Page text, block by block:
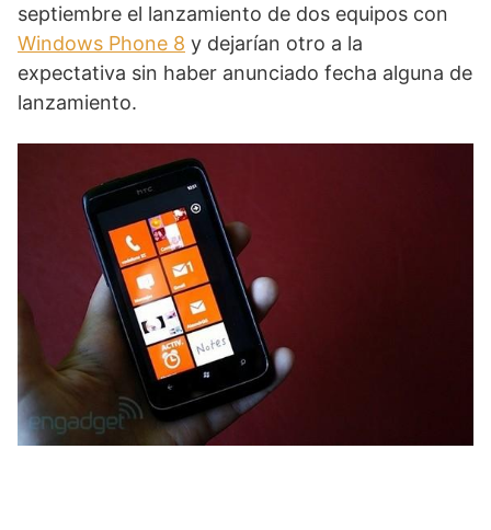
septiembre el lanzamiento de dos equipos con
Windows Phone 8 y dejarían otro a la
expectativa sin haber anunciado fecha alguna de
lanzamiento.